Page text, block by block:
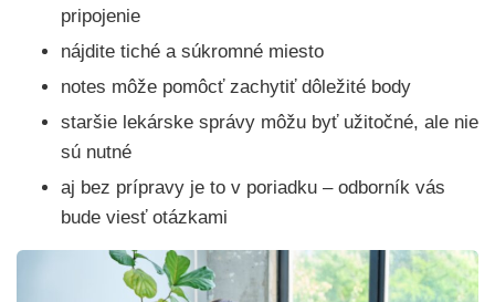
pripojenie
nájdite tiché a súkromné miesto
notes môže pomôcť zachytiť dôležité body
staršie lekárske správy môžu byť užitočné, ale nie
sú nutné
aj bez prípravy je to v poriadku – odborník vás
bude viesť otázkami